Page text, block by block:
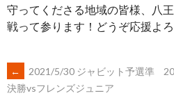
守ってくださる地域の皆様、八
戦って参ります！どうぞ応援よ
POST
←
2021/5/30 ジャビット予選準
決勝vsフレンズジュニア